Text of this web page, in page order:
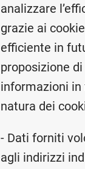
analizzare
grazie ai
efficiente in
proposizione
informazioni
natura dei
- Dati forniti
agli indirizzi